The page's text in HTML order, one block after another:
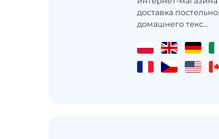
доставка
домашнего текс...